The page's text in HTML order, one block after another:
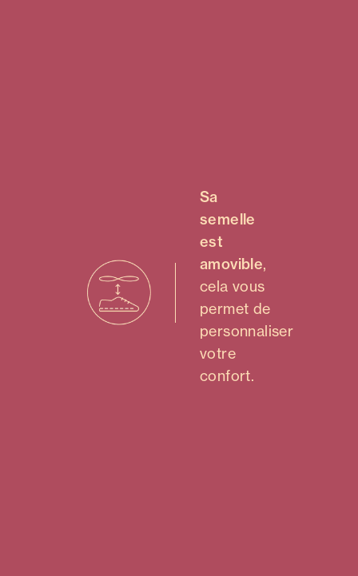
Sa
semelle
est
amovible,
cela vous
permet de
personnaliser
votre
confort.